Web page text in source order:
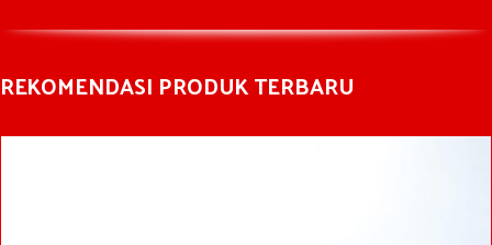
REKOMENDASI PRODUK TERBARU